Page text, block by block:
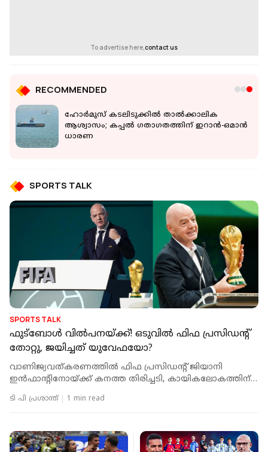
To advertise here,contact us
RECOMMENDED
ഹോർമുസ് കടലിടുക്കിൽ താൽക്കാലിക
ആശ്വാസം; കപ്പൽ ഗതാഗതത്തിന് ഇറാൻ-ഒമാൻ
ധാരണ
SPORTS TALK
SPORTS TALK
ഫുട്‌ബോള്‍ വില്‍പനയ്ക്ക്! ഒടുവില്‍ ഫിഫ പ്രസിഡന്റ്
തോറ്റു, ജയിച്ചത് യുവേഫയോ?
വാണിജ്യവത്കരണത്തില്‍ ഫിഫ പ്രസിഡന്റ് ജിയാനി
ഇന്‍ഫാന്റിനോയ്ക്ക് കനത്ത തിരിച്ചടി, കായികലോകത്തിന്
ടി പി പ്രശാന്ത് 1 min read